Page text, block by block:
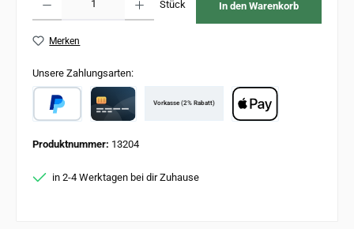
Stück In den Warenkorb
Merken
Unsere Zahlungsarten:
Vorkasse (2% Rabatt)
Produktnummer: 13204
in 2-4 Werktagen bei dir Zuhause